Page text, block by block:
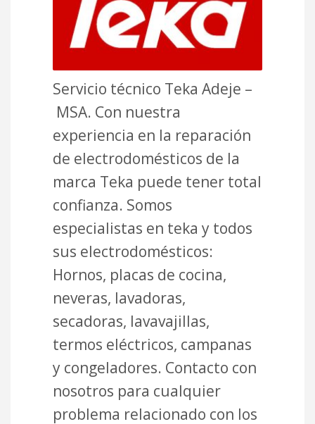
Servicio técnico Teka Adeje –
MSA. Con nuestra
experiencia en la reparación
de electrodomésticos de la
marca Teka puede tener total
confianza. Somos
especialistas en teka y todos
sus electrodomésticos:
Hornos, placas de cocina,
neveras, lavadoras,
secadoras, lavavajillas,
termos eléctricos, campanas
y congeladores. Contacto con
nosotros para cualquier
problema relacionado con los